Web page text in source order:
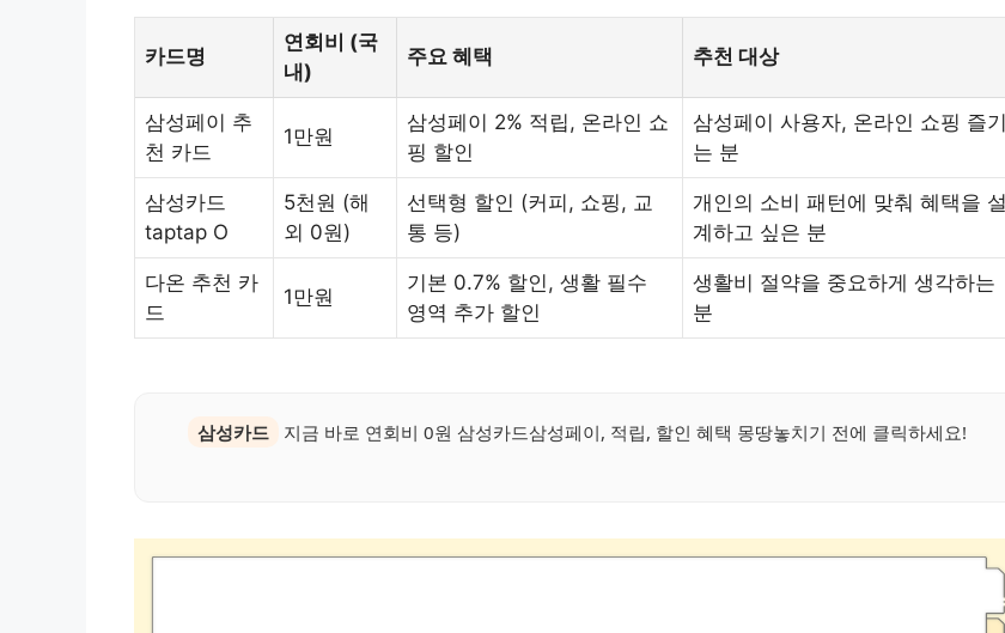
카드명
연회비 (국
내)
주요 혜택 추천 대상
삼성페이 추
천 카드
1만원
삼성페이 2% 적립, 온라인 쇼
핑 할인
삼성페이 사용자, 온라인 쇼핑 즐기
는 분
삼성카드
taptap O
5천원 (해
외 0원)
선택형 할인 (커피, 쇼핑, 교
통 등)
개인의 소비 패턴에 맞춰 혜택을 설
계하고 싶은 분
다온 추천 카
드
1만원
기본 0.7% 할인, 생활 필수
영역 추가 할인
생활비 절약을 중요하게 생각하는
분
삼성카드 지금 바로 연회비 0원 삼성카드삼성페이, 적립, 할인 혜택 몽땅놓치기 전에 클릭하세요!